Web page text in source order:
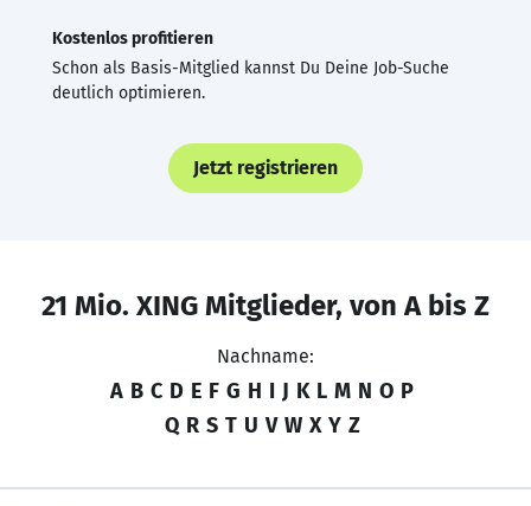
Kostenlos profitieren
Schon als Basis-Mitglied kannst Du Deine Job-Suche
deutlich optimieren.
Jetzt registrieren
21 Mio. XING Mitglieder, von A bis Z
Nachname:
A B C D E F G H I J K L M N O P
Q R S T U V W X Y Z